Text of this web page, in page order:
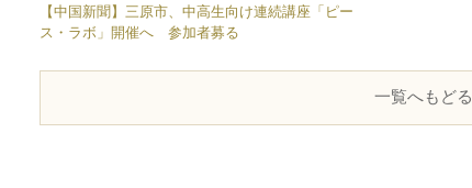
【中国新聞】三原市、中高生向け連続講座「ピー
ス・ラボ」開催へ 参加者募る
一覧へもどる